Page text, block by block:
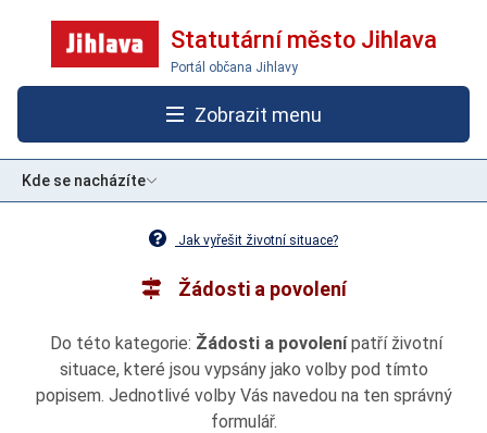
Statutární město Jihlava
Portál občana Jihlavy
Zobrazit menu
Kde se nacházíte
Jak vyřešit životní situace?
Žádosti a povolení
Do této kategorie: Žádosti a povolenípatří životní
situace, které jsou vypsány jako volby pod tímto
popisem. Jednotlivé volby Vás navedou na ten správný
formulář.